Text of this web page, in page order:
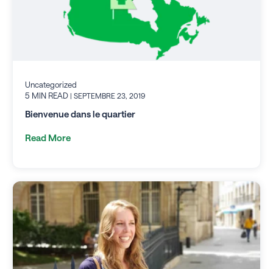
Uncategorized
5 MIN READ | SEPTEMBRE 23, 2019
Bienvenue dans le quartier
Read More